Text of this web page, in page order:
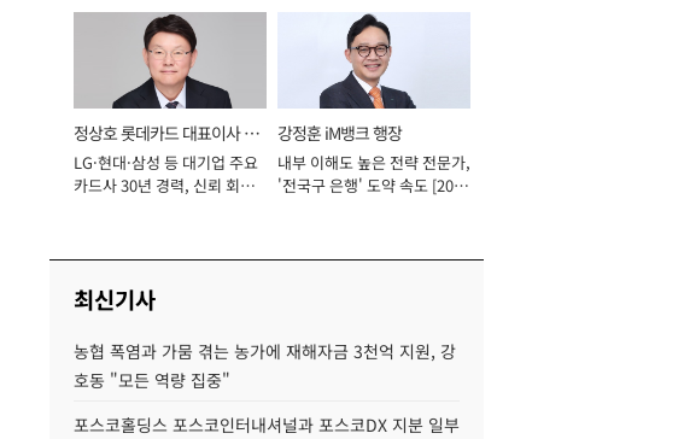
정상호 롯데카드 대표이사 사
장
LG·현대·삼성 등 대기업 주요
카드사 30년 경력, 신뢰 회복
강정훈 iM뱅크 행장
내부 이해도 높은 전략 전문가,
'전국구 은행' 도약 속도 [2026
최신기사
농협 폭염과 가뭄 겪는 농가에 재해자금 3천억 지원, 강
호동 "모든 역량 집중"
포스코홀딩스 포스코인터내셔널과 포스코DX 지분 일부